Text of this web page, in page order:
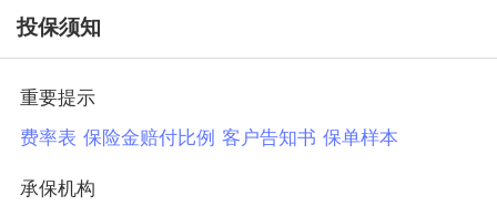
投保须知
重要提示
费率表 保险金赔付比例 客户告知书 保单样本
承保机构